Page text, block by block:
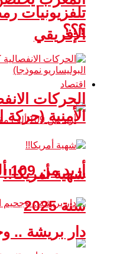
الإفريقي
اقتصاد
سنة 2025
تلفزيونيات
؟؟؟
الحركات
الأمنية (حركة
شهية أمريكا!!
دار بريشة ..